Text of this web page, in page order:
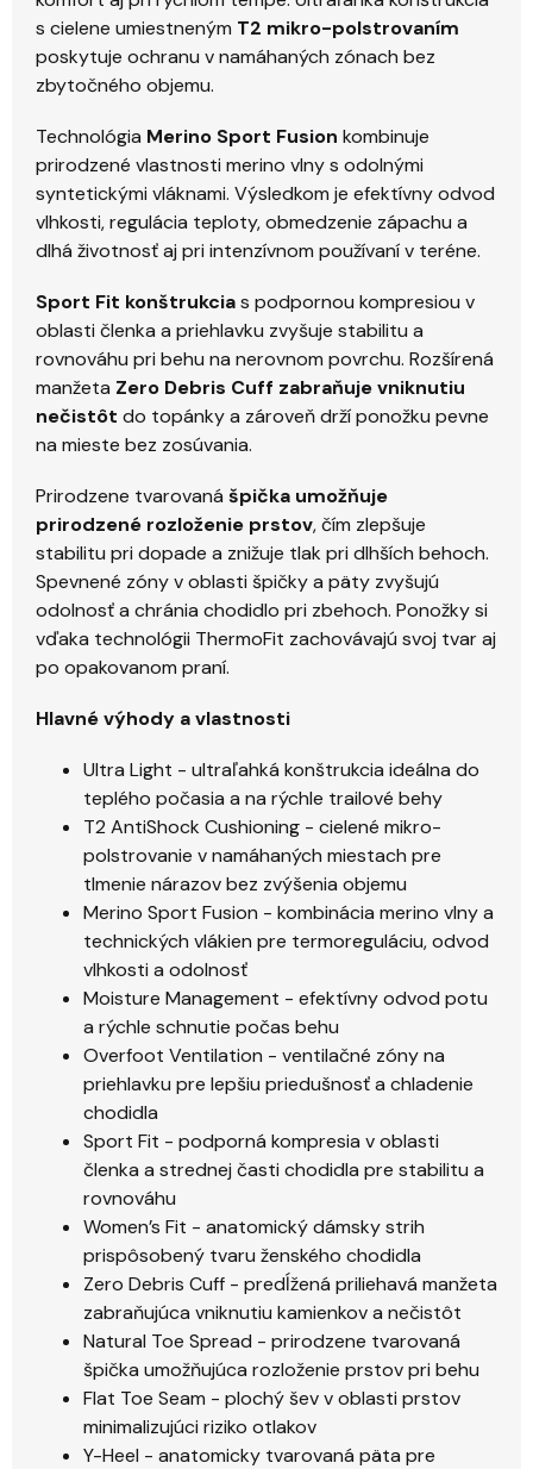
s cielene umiestneným T2 mikro-polstrovaním
poskytuje ochranu v namáhaných zónach bez
zbytočného objemu.
Technológia Merino Sport Fusion kombinuje
prirodzené vlastnosti merino vlny s odolnými
syntetickými vláknami. Výsledkom je efektívny odvod
vlhkosti, regulácia teploty, obmedzenie zápachu a
dlhá životnosť aj pri intenzívnom používaní v teréne.
Sport Fit konštrukcias podpornou kompresiou v
oblasti členka a priehlavku zvyšuje stabilitu a
rovnováhu pri behu na nerovnom povrchu. Rozšírená
manžeta Zero Debris Cuff zabraňuje vniknutiu
nečistôt do topánky a zároveň drží ponožku pevne
na mieste bez zosúvania.
Prirodzene tvarovaná špička umožňuje
prirodzené rozloženie prstov, čím zlepšuje
stabilitu pri dopade a znižuje tlak pri dlhších behoch.
Spevnené zóny v oblasti špičky a päty zvyšujú
odolnosť a chránia chodidlo pri zbehoch. Ponožky si
vďaka technológii ThermoFit zachovávajú svoj tvar aj
po opakovanom praní.
Hlavné výhody a vlastnosti
Ultra Light - ultraľahká konštrukcia ideálna do
teplého počasia a na rýchle trailové behy
T2 AntiShock Cushioning - cielené mikro-
polstrovanie v namáhaných miestach pre
tlmenie nárazov bez zvýšenia objemu
Merino Sport Fusion - kombinácia merino vlny a
technických vlákien pre termoreguláciu, odvod
vlhkosti a odolnosť
Moisture Management - efektívny odvod potu
a rýchle schnutie počas behu
Overfoot Ventilation - ventilačné zóny na
priehlavku pre lepšiu priedušnosť a chladenie
chodidla
Sport Fit - podporná kompresia v oblasti
členka a strednej časti chodidla pre stabilitu a
rovnováhu
Women’s Fit - anatomický dámsky strih
prispôsobený tvaru ženského chodidla
Zero Debris Cuff - predĺžená priliehavá manžeta
zabraňujúca vniknutiu kamienkov a nečistôt
Natural Toe Spread - prirodzene tvarovaná
špička umožňujúca rozloženie prstov pri behu
Flat Toe Seam - plochý šev v oblasti prstov
minimalizujúci riziko otlakov
Y-Heel - anatomicky tvarovaná päta pre